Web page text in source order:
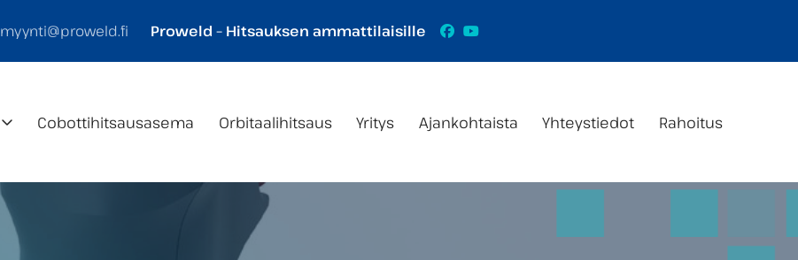
myynti@proweld.fi Proweld – Hitsauksen ammattilaisille Facebook
YouTube
Cobotti­hitsaus­asema Orbitaalihitsaus Yritys Ajankohtaista Yhteystiedot Rahoitus